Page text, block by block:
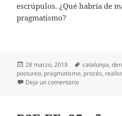
escrúpulos. ¿Qué habría de
pragmatismo?
Publicado
el
28 marzo, 2018 Etiquetas
catalunya,
postureo, pragmatismo, procés,
Deja un comentarioen No solo